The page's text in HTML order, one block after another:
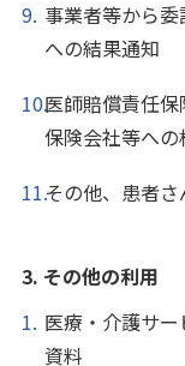
事業者等から
への結果通知
医師賠償責任
保険会社等へ
その他、患者
3. その他の利用
医療・介護サ
資料